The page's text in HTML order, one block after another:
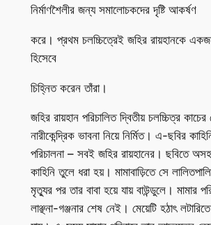
নির্মাণশৈলীর জন্য সমালোচকদের দৃষ্টি আকর্ষণ
করে। প্রথম চলচ্চিত্রেই জহির রায়হানকে
হিসেবে
চিহ্নিত করেন তাঁরা।
জহির রায়হান পরিচালিত দ্বিতীয় চলচ্চিত্র কাচের
নারীকেন্দ্রিক ভাবনা নিয়ে নির্মিত। এ-ছবির
পরিচালনা – সবই জহির রায়হানের। ছবিতে
কাহিনি তুলে ধরা হয়। মামাবাড়িতে সে
মৃত্যুর পর তার বাবা হয়ে যায় বাউন্ডুলে। মামার
লাঞ্ছনা-গঞ্জনার শেষ নেই। মেয়েটি হঠাৎ